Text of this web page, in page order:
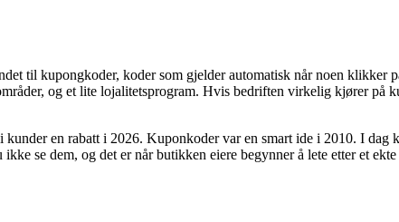
til kupongkoder, koder som gjelder automatisk når noen klikker
og et lite lojalitetsprogram. Hvis bedriften virkelig kjører på
en rabatt i 2026. Kuponkoder var en smart ide i 2010. I dag
se dem, og det er når butikken eiere begynner å lete etter et